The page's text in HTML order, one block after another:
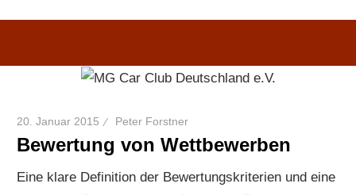
20. Januar 2015 Peter Forstner
Bewertung von Wettbewerben
Eine klare Definition der Bewertungskriterien und eine